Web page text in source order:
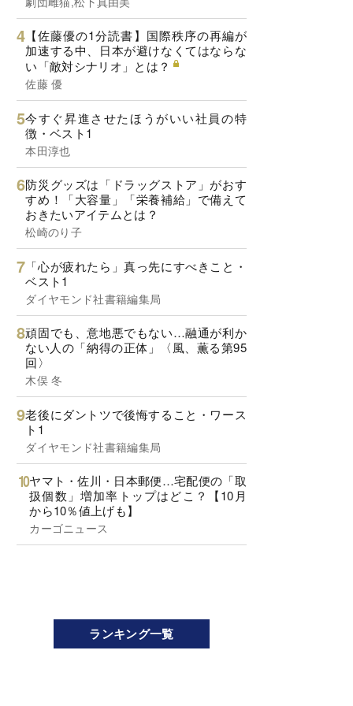
【佐藤優の1分読書】国際秩序の再編が
加速する中、日本が避けなくてはならな
い「敵対シナリオ」とは？
佐藤 優
今すぐ昇進させたほうがいい社員の特
徴・ベスト1
本田淳也
防災グッズは「ドラッグストア」がおす
すめ！「大容量」「栄養補給」で備えて
おきたいアイテムとは？
松崎のり子
「心が疲れたら」真っ先にすべきこと・
ベスト1
ダイヤモンド社書籍編集局
頑固でも、意地悪でもない…融通が利か
ない人の「納得の正体」〈風、薫る第95
回〉
木俣 冬
老後にダントツで後悔すること・ワース
ト1
ダイヤモンド社書籍編集局
ヤマト・佐川・日本郵便…宅配便の「取
扱個数」増加率トップはどこ？【10月
から10％値上げも】
カーゴニュース
ランキング一覧